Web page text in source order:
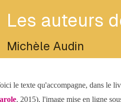
Les auteurs
Michèle Audin
le texte qu'accompagne, dans le
, 2015), l'image mise en ligne